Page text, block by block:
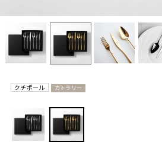
クチポール カトラリー